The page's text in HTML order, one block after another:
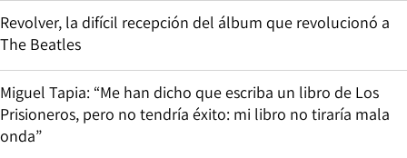
Revolver, la difícil recepción del álbum que revolucionó a
The Beatles
Miguel Tapia: “Me han dicho que escriba un libro de Los
Prisioneros, pero no tendría éxito: mi libro no tiraría mala
onda”